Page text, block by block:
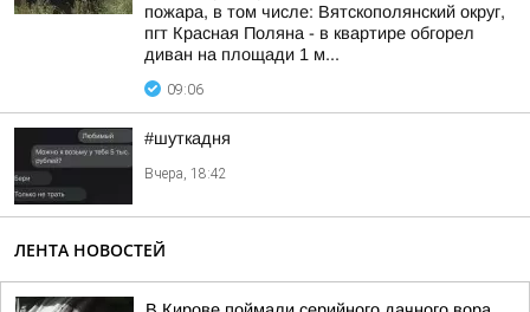
пожара, в том числе: Вятскополянский округ,
пгт Красная Поляна - в квартире обгорел
диван на площади 1 м...
09:06
#шуткадня
Вчера, 18:42
ЛЕНТА НОВОСТЕЙ